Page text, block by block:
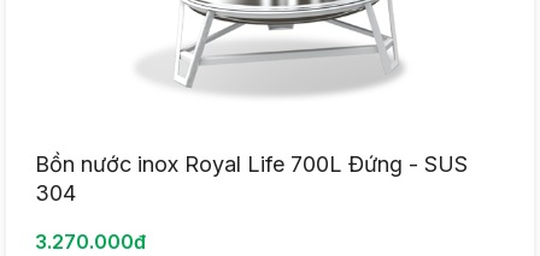
Bồn nước inox Royal Life 700L Đứng - SUS
304
3.270.000đ